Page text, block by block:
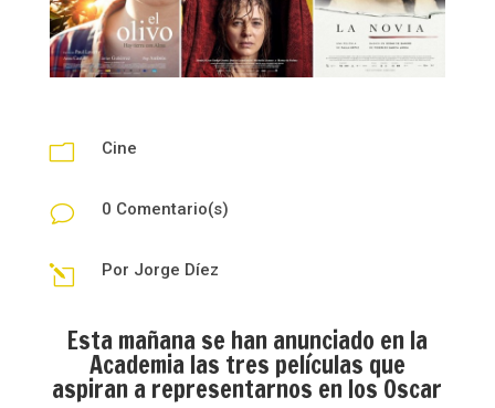
m Cine
v 0 Comentario(s)
l Por Jorge Díez
Esta mañana se han anunciado en la
Academia las tres películas que
aspiran a representarnos en los Oscar